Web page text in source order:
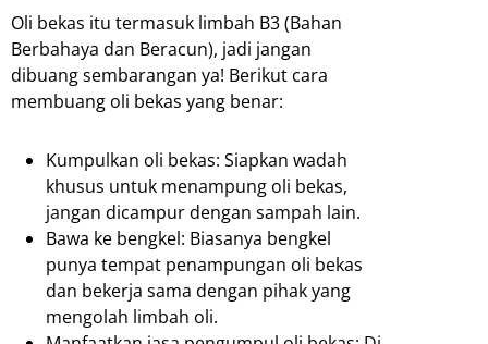
Oli bekas itu termasuk limbah B3 (Bahan
Berbahaya dan Beracun), jadi jangan
dibuang sembarangan ya! Berikut cara
membuang oli bekas yang benar:
Kumpulkan oli bekas: Siapkan wadah
khusus untuk menampung oli bekas,
jangan dicampur dengan sampah lain.
Bawa ke bengkel: Biasanya bengkel
punya tempat penampungan oli bekas
dan bekerja sama dengan pihak yang
mengolah limbah oli.